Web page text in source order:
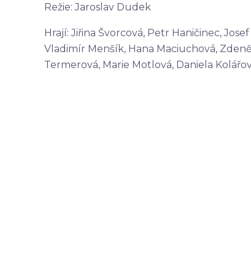
Režie: Jaroslav Dudek
Hrají: Jiřina Švorcová, Petr Haničinec,
Vladimír Menšík, Hana Maciuchová,
Termerová, Marie Motlová, Daniela